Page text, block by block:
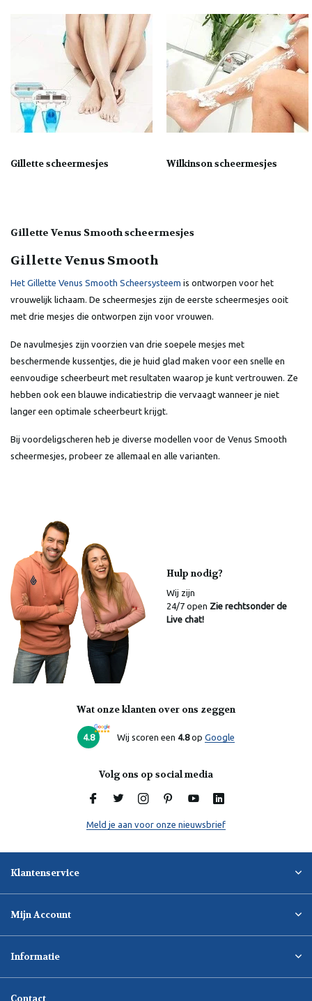
Gillette scheermesjes Wilkinson scheermesjes
Gillette Venus Smooth scheermesjes
Gillette Venus Smooth
Het Gillette Venus Smooth Scheersysteem is ontworpen voor het
vrouwelijk lichaam. De scheermesjes zijn de eerste scheermesjes ooit
met drie mesjes die ontworpen zijn voor vrouwen.
De navulmesjes zijn voorzien van drie soepele mesjes met
beschermende kussentjes, die je huid glad maken voor een snelle en
eenvoudige scheerbeurt met resultaten waarop je kunt vertrouwen. Ze
hebben ook een blauwe indicatiestrip die vervaagt wanneer je niet
langer een optimale scheerbeurt krijgt.
Bij voordeligscheren heb je diverse modellen voor de Venus Smooth
scheermesjes, probeer ze allemaal en alle varianten.
Hulp nodig?
Wij zijn
24/7 open Zie rechtsonder de
Live chat!
Wat onze klanten over ons zeggen
4.8 Wij scoren een 4.8op Google
Volg ons op social media
Meld je aan voor onze nieuwsbrief
Klantenservice
Mijn Account
Informatie
Online